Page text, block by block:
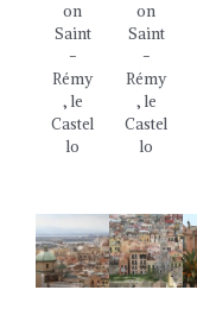
on
Saint
-
Rémy
, le
Castel
lo
on
Saint
-
Rémy
, le
Castel
lo